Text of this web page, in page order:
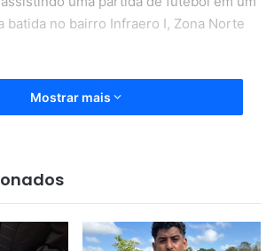
batida no bairro Infraero I, Zona Norte
Mostrar mais